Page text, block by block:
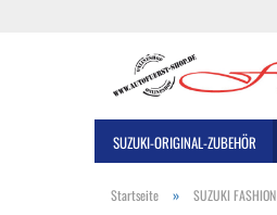
SUZUKI-ORIGINAL-ZUBEHÖR
Startseite » SUZUKI FASHION